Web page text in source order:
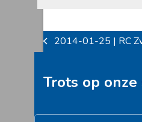
previous
2014-01-25 | RC
Trots op